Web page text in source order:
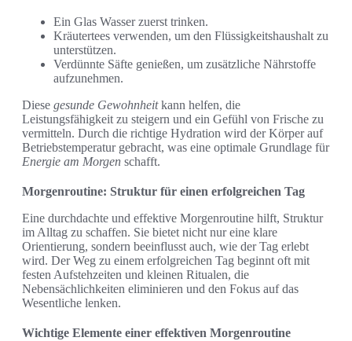
Ein Glas Wasser zuerst trinken.
Kräutertees verwenden, um den Flüssigkeitshaushalt zu
unterstützen.
Verdünnte Säfte genießen, um zusätzliche Nährstoffe
aufzunehmen.
Diese gesunde Gewohnheitkann helfen, die
Leistungsfähigkeit zu steigern und ein Gefühl von Frische zu
vermitteln. Durch die richtige Hydration wird der Körper auf
Betriebstemperatur gebracht, was eine optimale Grundlage für
Energie am Morgen schafft.
Morgenroutine: Struktur für einen erfolgreichen Tag
Eine durchdachte und effektive Morgenroutine hilft, Struktur
im Alltag zu schaffen. Sie bietet nicht nur eine klare
Orientierung, sondern beeinflusst auch, wie der Tag erlebt
wird. Der Weg zu einem erfolgreichen Tag beginnt oft mit
festen Aufstehzeiten und kleinen Ritualen, die
Nebensächlichkeiten eliminieren und den Fokus auf das
Wesentliche lenken.
Wichtige Elemente einer effektiven Morgenroutine